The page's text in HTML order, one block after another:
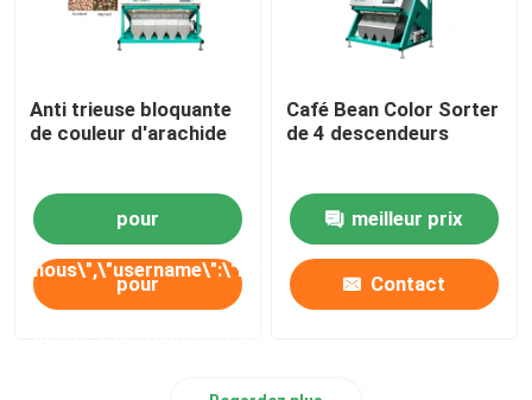
Anti trieuse bloquante
de couleur d'arachide
pour
nous\",\"username\":\"Mr.\"}","","","","meilleur
pour
Café Bean Color Sorter
de 4 descendeurs
meilleur prix
Contact